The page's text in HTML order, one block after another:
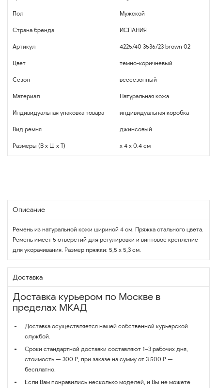
Пол Мужской
Страна бренда ИСПАНИЯ
Артикул 4225/40 3536/23 brown 02
Цвет тёмно-коричневый
Сезон всесезонный
Материал Натуральная кожа
Индивидуальная упаковка товара индивидуальная коробка
Вид ремня джинсовый
Размеры (В x Ш x Т) x 4 x 0.4 см
Описание
Ремень из натуральной кожи шириной 4 см. Пряжка стального цвета.
Ремень имеет 5 отверстий для регулировки и винтовое крепление
для укорачивания. Размер пряжки: 5,5 х 5,3 см.
Доставка
Доставка курьером по Москве в
пределах МКАД
Доставка осуществляется нашей собственной курьерской
службой.
Сроки стандартной доставки составляют 1–3 рабочих дня,
стоимость — 300 ₽, при заказе на сумму от 3 500 ₽ —
бесплатно.
Если Вам понравились несколько моделей, и Вы не можете